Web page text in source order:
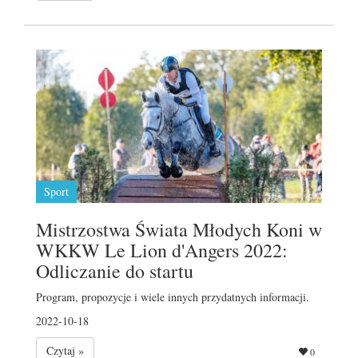
Sport
Mistrzostwa Świata Młodych Koni w
WKKW Le Lion d'Angers 2022:
Odliczanie do startu
Program, propozycje i wiele innych przydatnych informacji.
2022-10-18
Czytaj »
0